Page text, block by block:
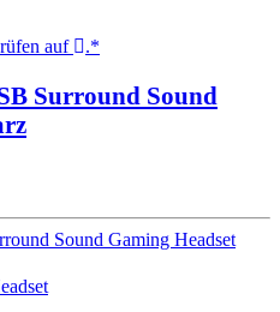
auf .*
Surround Sound